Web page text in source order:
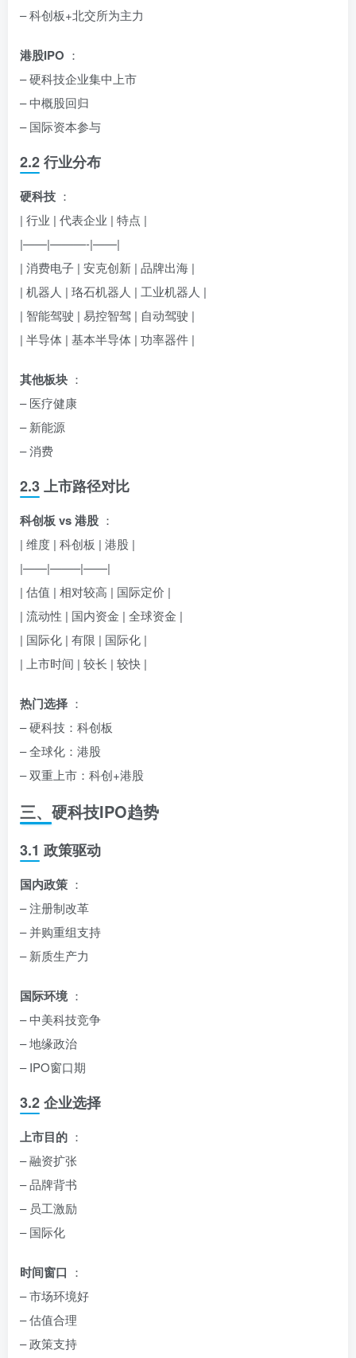
– 科创板+北交所为主力
港股IPO ：
– 硬科技企业集中上市
– 中概股回归
– 国际资本参与
2.2 行业分布
硬科技 ：
| 行业 | 代表企业 | 特点 |
|——|———-|——|
| 消费电子 | 安克创新 | 品牌出海 |
| 机器人 | 珞石机器人 | 工业机器人 |
| 智能驾驶 | 易控智驾 | 自动驾驶 |
| 半导体 | 基本半导体 | 功率器件 |
其他板块 ：
– 医疗健康
– 新能源
– 消费
2.3 上市路径对比
科创板 vs 港股 ：
| 维度 | 科创板 | 港股 |
|——|——–|——|
| 估值 | 相对较高 | 国际定价 |
| 流动性 | 国内资金 | 全球资金 |
| 国际化 | 有限 | 国际化 |
| 上市时间 | 较长 | 较快 |
热门选择 ：
– 硬科技：科创板
– 全球化：港股
– 双重上市：科创+港股
三、硬科技IPO趋势
3.1 政策驱动
国内政策 ：
– 注册制改革
– 并购重组支持
– 新质生产力
国际环境 ：
– 中美科技竞争
– 地缘政治
– IPO窗口期
3.2 企业选择
上市目的 ：
– 融资扩张
– 品牌背书
– 员工激励
– 国际化
时间窗口 ：
– 市场环境好
– 估值合理
– 政策支持